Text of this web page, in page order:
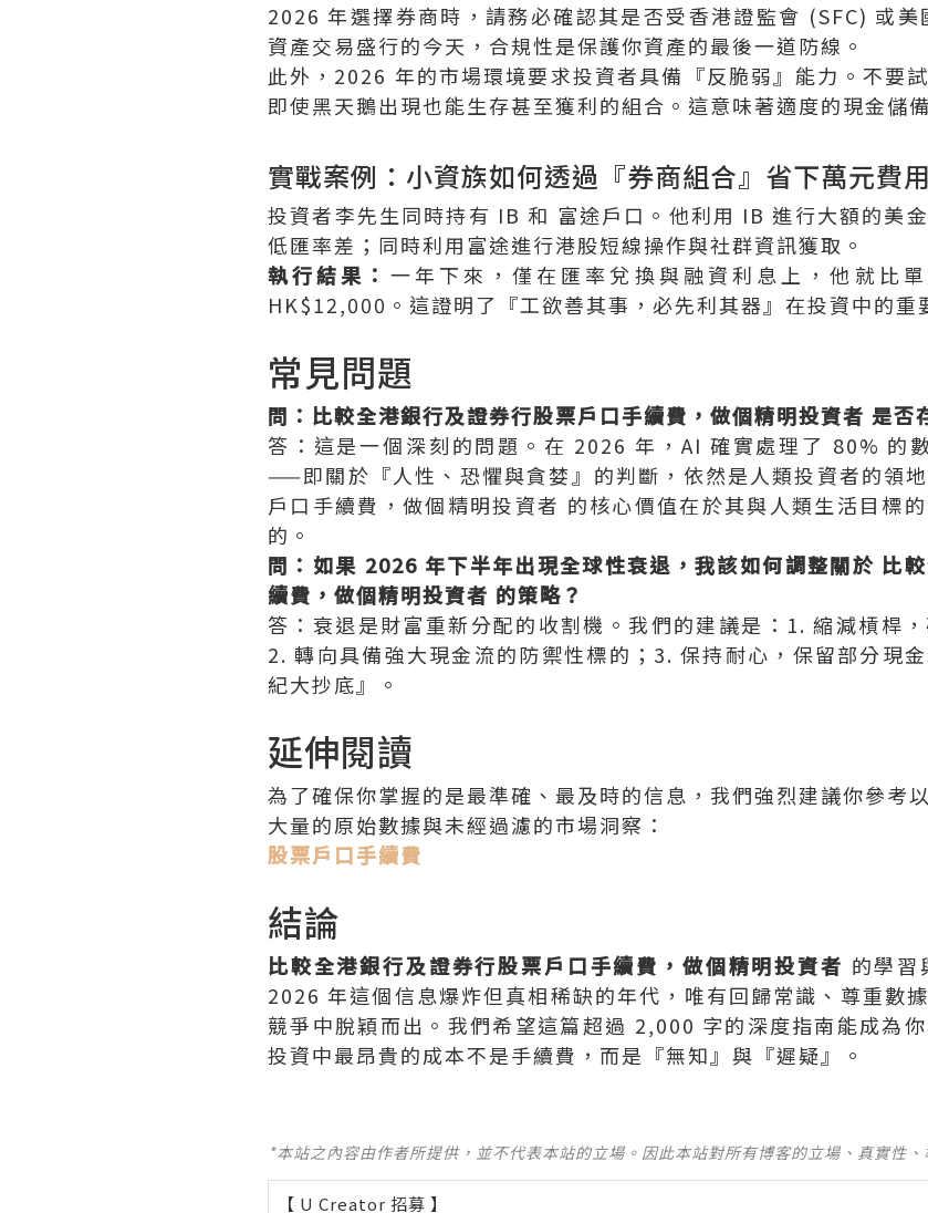
2026 年選擇券商時，請務必確認其是否受香港證監會 (SFC) 或
資產交易盛行的今天，合規性是保護你資產的最後一道防線。
此外，2026 年的市場環境要求投資者具備『反脆弱』能力。不要
即使黑天鵝出現也能生存甚至獲利的組合。這意味著適度的現金儲
實戰案例：小資族如何透過『券商組合』省下萬元費用
投資者李先生同時持有 IB 和 富途戶口。他利用 IB 進行大額的美
低匯率差；同時利用富途進行港股短線操作與社群資訊獲取。
執行結果： 一年下來，僅在匯率兌換與融資利息上，他就比
HK$12,000。這證明了『工欲善其事，必先利其器』在投資中的重
常見問題
問：比較全港銀行及證券行股票戶口手續費，做個精明投資者 是否
答：這是一個深刻的問題。在 2026 年，AI 確實處理了 80% 的
——即關於『人性、恐懼與貪婪』的判斷，依然是人類投資者的領
戶口手續費，做個精明投資者 的核心價值在於其與人類生活目標
的。
問：如果 2026 年下半年出現全球性衰退，我該如何調整關於 比
續費，做個精明投資者 的策略？
答：衰退是財富重新分配的收割機。我們的建議是：1. 縮減槓桿
2. 轉向具備強大現金流的防禦性標的；3. 保持耐心，保留部分現
紀大抄底』。
延伸閱讀
為了確保你掌握的是最準確、最及時的信息，我們強烈建議你參考
大量的原始數據與未經過濾的市場洞察：
股票戶口手續費
結論
比較全港銀行及證券行股票戶口手續費，做個精明投資者 的學習
2026 年這個信息爆炸但真相稀缺的年代，唯有回歸常識、尊重數
競爭中脫穎而出。我們希望這篇超過 2,000 字的深度指南能成為
投資中最昂貴的成本不是手續費，而是『無知』與『遲疑』。
*本站之內容由作者所提供，並不代表本站的立場。因此本站對所有博客的立場、真實性
【 U Creator 招募 】